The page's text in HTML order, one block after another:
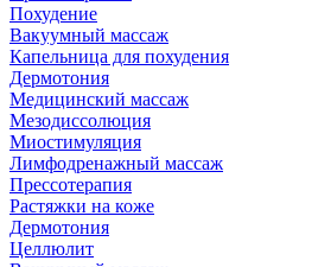
Похудение
Вакуумный массаж
Капельница для похудения
Дермотония
Медицинский массаж
Мезодиссолюция
Миостимуляция
Лимфодренажный массаж
Прессотерапия
Растяжки на коже
Дермотония
Целлюлит